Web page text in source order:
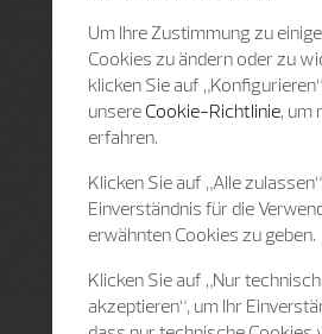
Um Ihre Zustimmung zu
Cookies zu ändern oder zu
klicken Sie auf
unsere Cookie-Richtlinie, um
erfahren.
Klicken Sie auf „Alle
Einverständnis für die
erwähnten Cookies zu geben.
Klicken Sie auf „Nur
akzeptieren“, um Ihr